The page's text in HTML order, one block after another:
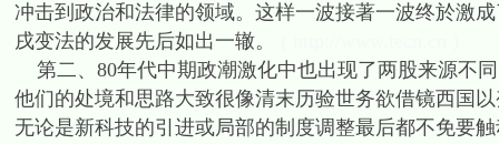
冲击到政治和法律的领域。这样一波接著一波终於激
戌变法的发展先后如出一辙。
第二、80年代中期政潮激化中也出现了两股来源不
他们的处境和思路大致很像清末历验世务欲借镜西国
无论是新科技的引进或局部的制度调整最后都不免要